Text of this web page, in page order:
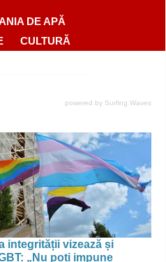
DE APĂ
CULTURĂ
powered by Surfing Waves
integrității vizează și
„Nu poți impune